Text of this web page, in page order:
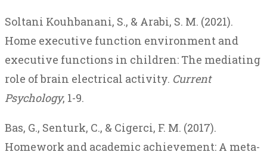
Soltani Kouhbanani, S., & Arabi, S. M. (2021).
Home executive function environment and
executive functions in children: The mediating
role of brain electrical activity. Current
Psychology, 1-9.
Bas, G., Senturk, C., & Cigerci, F. M. (2017).
Homework and academic achievement: A meta-